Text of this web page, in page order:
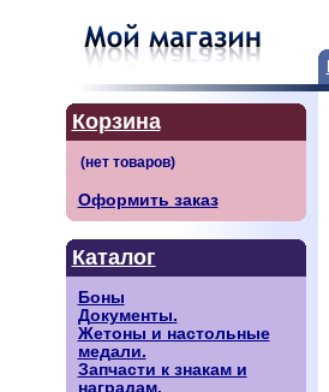
Корзина
Оформить заказ
Каталог
Боны
Документы.
Жетоны и настольные
медали.
Запчасти к знакам и
наградам.